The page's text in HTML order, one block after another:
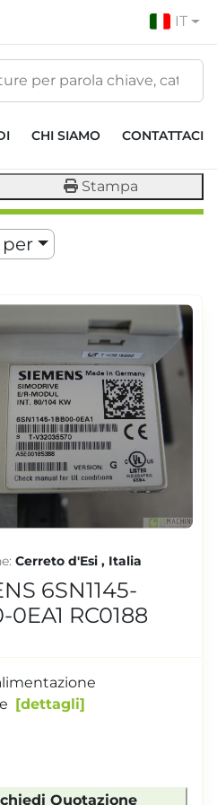
IT
CHI SIAMO CONTATTACI
Stampa
Cerreto d'Esi , Italia
6SN1145-
0EA1 RC0188
dettagli
Quotazione